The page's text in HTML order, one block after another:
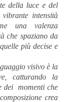
della luce e del
intensità
una valenza
che spaziano da
più decise e
visivo è la
catturando la
dei momenti che
crea